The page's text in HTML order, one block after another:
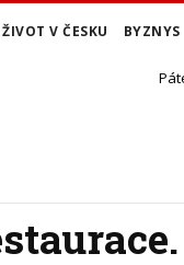
ŽIVOT V ČESKU BYZNYS